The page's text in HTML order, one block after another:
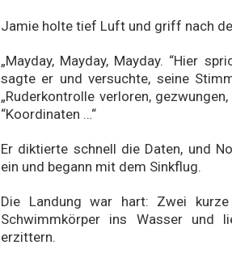
Jamie holte tief Luft und griff nach
„Mayday, Mayday, Mayday. “Hier
sagte er und versuchte, seine
„Ruderkontrolle verloren,
“Koordinaten …“
Er diktierte schnell die Daten, und
ein und begann mit dem Sinkflug.
Die Landung war hart: Zwei
Schwimmkörper ins Wasser und
erzittern.